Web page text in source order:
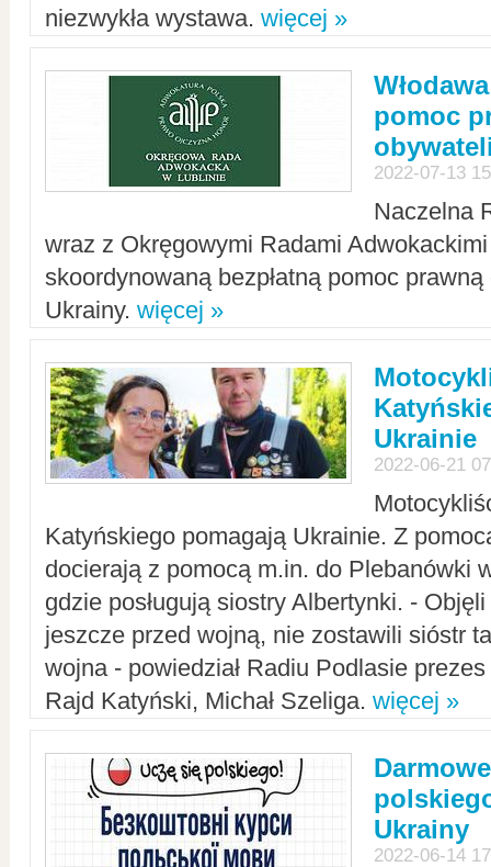
niezwykła wystawa. więcej »
pomoc
2022-07-13
Naczelna
wraz z Okręgowymi Radami Adwokackimi
skoordynowaną bezpłatną pomoc
Ukrainy. więcej »
Ukrainie
2022-06-21
Katyńskiego pomagają Ukrainie. Z
docierają z pomocą m.in. do Plebanówki
gdzie posługują siostry Albertynki. -
jeszcze przed wojną, nie zostawili sióstr
wojna - powiedział Radiu Podlasie
Rajd Katyński, Michał Szeliga. więcej »
Ukrainy
2022-06-14